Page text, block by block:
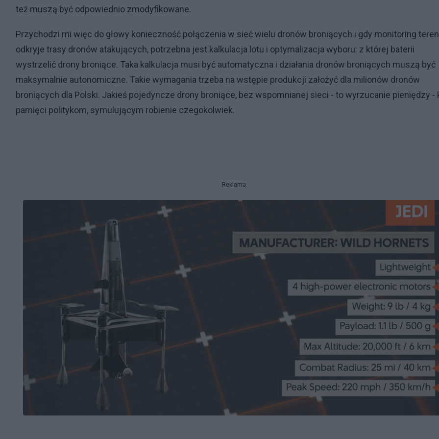
też muszą być odpowiednio zmodyfikowane.
Przychodzi mi więc do głowy konieczność połączenia w sieć wielu dronów broniących i gdy monitoring
odkryje trasy dronów atakujących, potrzebna jest kalkulacja lotu i optymalizacja wyboru: z której baterii
wystrzelić drony broniące. Taka kalkulacja musi być automatyczna i działania dronów broniących muszą być
maksymalnie autonomiczne. Takie wymagania trzeba na wstępie produkcji założyć dla milionów dronów
broniących dla Polski. Jakieś pojedyncze drony broniące, bez wspomnianej sieci - to wyrzucanie pieniędzy -
pamięci politykom, symulującym robienie czegokolwiek.
Reklama